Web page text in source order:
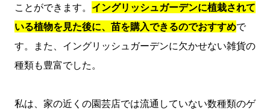
ことができます。 イングリッシュガーデンに植栽されて
いる植物を見た後に、苗を購入できるのでおすすめで
す。また、イングリッシュガーデンに欠かせない雑貨の
種類も豊富でした。
私は、家の近くの園芸店では流通していない数種類のゲ